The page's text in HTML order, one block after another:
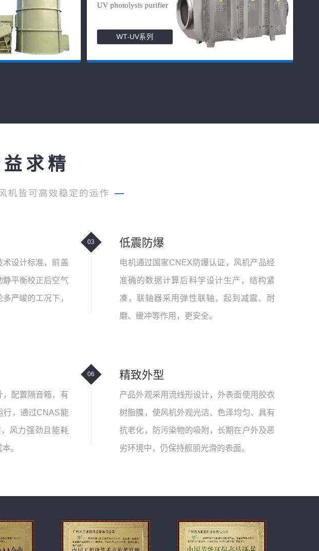
UV photolysis purifier
WT-UV系列
求精
机皆可高效稳定的运作 —
设计标准，前盖
平衡校正后空气
严峻的工况下，
03 低震防爆
电机通过国家CNEX防爆认证，风机产品经
准确的数据计算后科学设计生产，结构紧
凑，联轴器采用弹性联轴，起到减震、耐
磨、缓冲等作用，更安全。
配置隔音箱，有
行，通过CNAS能
风力强劲且能耗
。
06 精致外型
产品外观采用流线形设计，外表面使用胶衣
树脂膜，使风机外观光洁、色泽均匀、具有
抗老化，防污染物的吸附，长期在户外及恶
劣环境中，仍保持舰丽光滑的表面。